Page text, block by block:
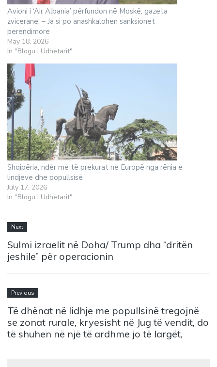
Avioni i ‘Air Albania’ përfundon në Moskë, gazeta
zvicerane: – Ja si po anashkalohen sanksionet
perëndimore
May 18, 2026
In "Blogu i Udhëtarit"
Shqipëria, ndër më të prekurat në Europë nga rënia e
lindjeve dhe popullsisë
July 17, 2026
In "Blogu i Udhëtarit"
Next
Sulmi izraelit në Doha/ Trump dha “dritën
jeshile” për operacionin
Previous
Të dhënat në lidhje me popullsinë tregojnë
se zonat rurale, kryesisht në Jug të vendit, do
të shuhen në një të ardhme jo të largët,